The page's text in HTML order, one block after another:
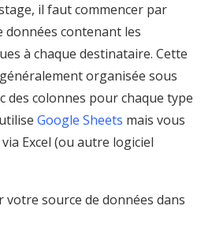
il faut commencer par
données contenant les
à chaque destinataire. Cette
organisée sous
des colonnes pour chaque type
Google Sheets mais vous
Excel (ou autre logiciel
votre source de données dans